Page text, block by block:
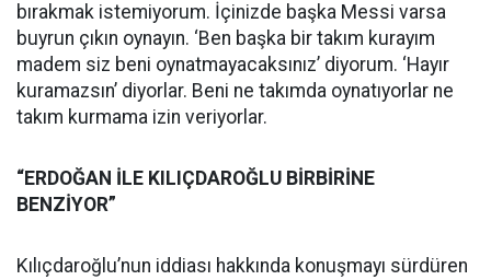
bırakmak istemiyorum. İçinizde başka Messi varsa
buyrun çıkın oynayın. ‘Ben başka bir takım kurayım
madem siz beni oynatmayacaksınız’ diyorum. ‘Hayır
kuramazsın’ diyorlar. Beni ne takımda oynatıyorlar ne
takım kurmama izin veriyorlar.
“ERDOĞAN İLE KILIÇDAROĞLU BİRBİRİNE
BENZİYOR”
Kılıçdaroğlu’nun iddiası hakkında konuşmayı sürdüren